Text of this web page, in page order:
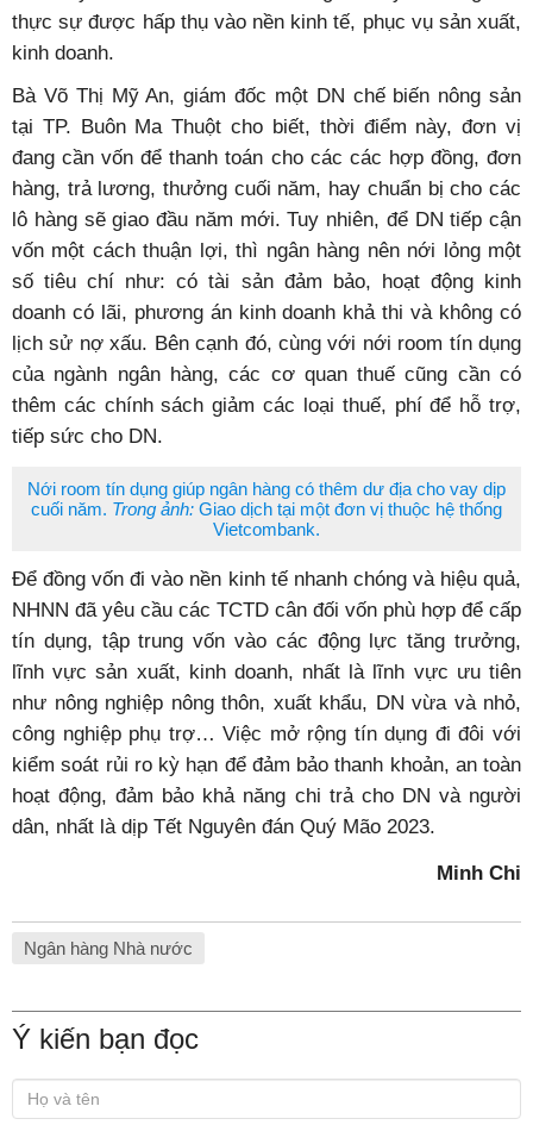
thực sự được hấp thụ vào nền kinh tế, phục vụ sản xuất,
kinh doanh.
Bà Võ Thị Mỹ An, giám đốc một DN chế biến nông sản
tại TP. Buôn Ma Thuột cho biết, thời điểm này, đơn vị
đang cần vốn để thanh toán cho các các hợp đồng, đơn
hàng, trả lương, thưởng cuối năm, hay chuẩn bị cho các
lô hàng sẽ giao đầu năm mới. Tuy nhiên, để DN tiếp cận
vốn một cách thuận lợi, thì ngân hàng nên nới lỏng một
số tiêu chí như: có tài sản đảm bảo, hoạt động kinh
doanh có lãi, phương án kinh doanh khả thi và không có
lịch sử nợ xấu. Bên cạnh đó, cùng với nới room tín dụng
của ngành ngân hàng, các cơ quan thuế cũng cần có
thêm các chính sách giảm các loại thuế, phí để hỗ trợ,
tiếp sức cho DN.
Nới room tín dụng giúp ngân hàng có thêm dư địa cho vay dịp
cuối năm. Trong ảnh: Giao dịch tại một đơn vị thuộc hệ thống
Vietcombank.
Để đồng vốn đi vào nền kinh tế nhanh chóng và hiệu quả,
NHNN đã yêu cầu các TCTD cân đối vốn phù hợp để cấp
tín dụng, tập trung vốn vào các động lực tăng trưởng,
lĩnh vực sản xuất, kinh doanh, nhất là lĩnh vực ưu tiên
như nông nghiệp nông thôn, xuất khẩu, DN vừa và nhỏ,
công nghiệp phụ trợ… Việc mở rộng tín dụng đi đôi với
kiểm soát rủi ro kỳ hạn để đảm bảo thanh khoản, an toàn
hoạt động, đảm bảo khả năng chi trả cho DN và người
dân, nhất là dịp Tết Nguyên đán Quý Mão 2023.
Minh Chi
Ngân hàng Nhà nước
Ý kiến bạn đọc